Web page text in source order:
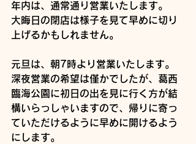
年内は、通常通り営業いたします。
大晦日の閉店は様子を見て早めに切り
上げるかもしれません。
元旦は、朝7時より営業いたします。
深夜営業の希望は僅かでしたが、葛西
臨海公園に初日の出を見に行く方が結
構いらっしゃいますので、帰りに寄っ
ていただけるように早めに開けるよう
にします。